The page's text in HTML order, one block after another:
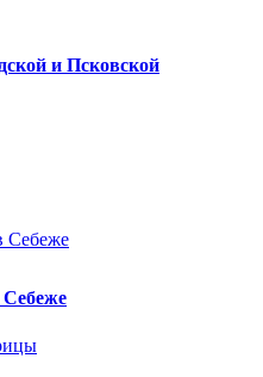
и Псковской
Себеже